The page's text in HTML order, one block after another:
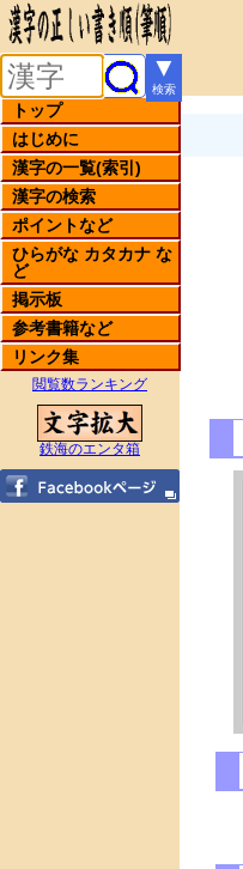
▼
検索
トップ
はじめに
漢字の一覧(索引)
漢字の検索
ポイントなど
ひらがな カタカナ な
ど
掲示板
参考書籍など
リンク集
閲覧数ランキング
鉄海のエンタ箱